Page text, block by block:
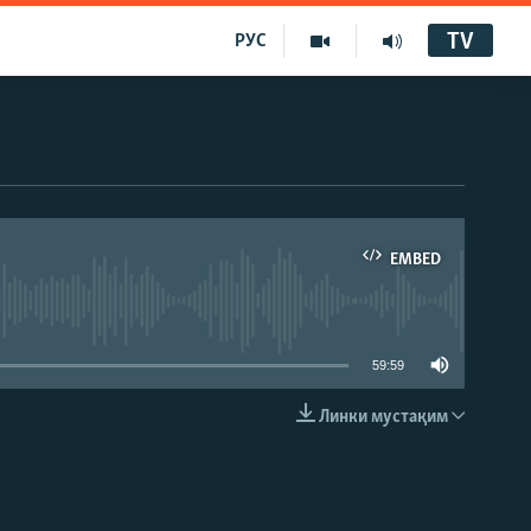
РУС TV
EMBED
EMBED
59:59
Линки мустақим